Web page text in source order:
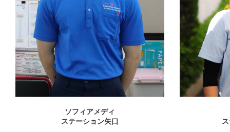
ソフィアメディ
ステーション矢口